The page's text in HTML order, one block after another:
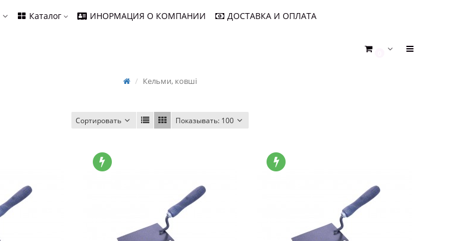
Каталог ИНОРМАЦИЯ О КОМПАНИИ ДОСТАВКА И ОПЛАТА
Кельми, ковші
Сортировать Показывать: 100